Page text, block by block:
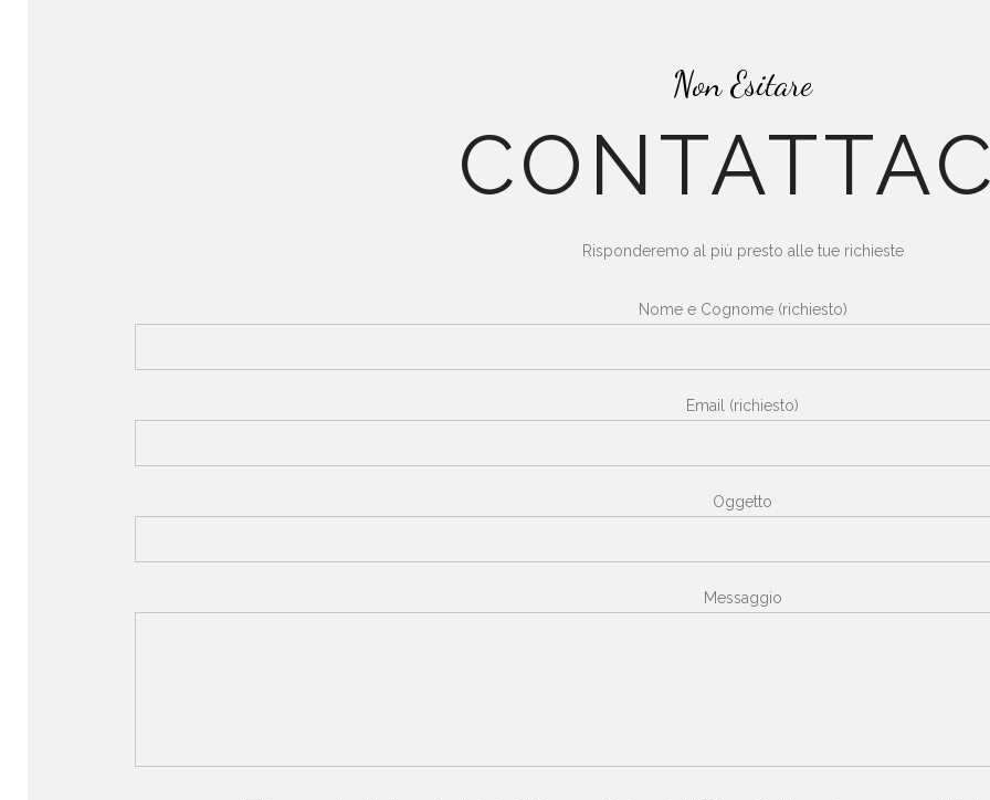
Non Esitare
Risponderemo al più presto alle tue richieste
Nome e Cognome (richiesto)
Email (richiesto)
Oggetto
Messaggio